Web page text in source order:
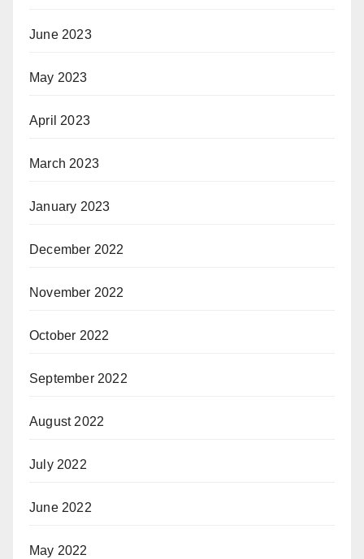
June 2023
May 2023
April 2023
March 2023
January 2023
December 2022
November 2022
October 2022
September 2022
August 2022
July 2022
June 2022
May 2022